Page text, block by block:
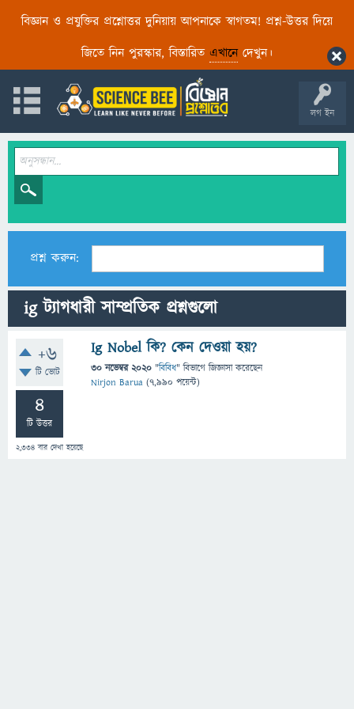
বিজ্ঞান ও প্রযুক্তির প্রশ্নোত্তর দুনিয়ায় আপনাকে স্বাগতম! প্রশ্ন-উত্তর দিয়ে
জিতে নিন পুরস্কার, বিস্তারিত এখানেদেখুন।
লগ ইন
প্রশ্ন করুন:
ig ট্যাগধারী সাম্প্রতিক প্রশ্নগুলো
+6
টি ভোট
4
টি উত্তর
2,334 বার দেখা হয়েছে
Ig Nobel কি? কেন দেওয়া হয়?
30 নভেম্বর 2020 "বিবিধ" বিভাগে জিজ্ঞাসাকরেছেন
Nirjon Barua (7,990 পয়েন্ট)